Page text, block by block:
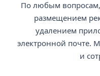
По любым вопросам,
размещением
удалением
электронной почте.
и